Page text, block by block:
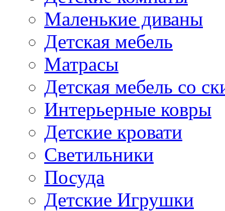
Маленькие диваны
Детская мебель
Матрасы
Детская мебель со
Интерьерные ковры
Детские кровати
Светильники
Посуда
Детские Игрушки